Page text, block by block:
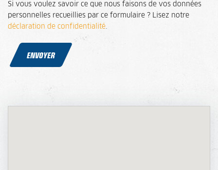
Si vous voulez savoir ce que nous faisons de vos données
personnelles recueillies par ce formulaire ? Lisez notre
déclaration de confidentialité.
ENVOYER